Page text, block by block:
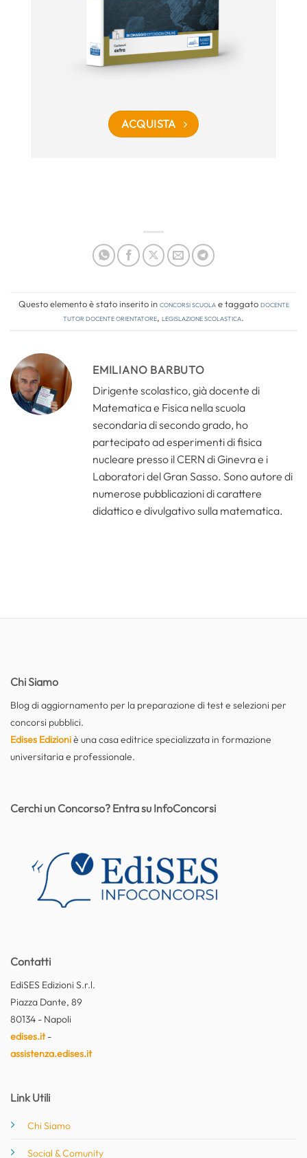
ACQUISTA
Questo elemento è stato inserito inConcorsi Scuolae taggatodocente
tutor docente orientatore, legislazione scolastica.
EMILIANO BARBUTO
Dirigente scolastico, già docente di
Matematica e Fisica nella scuola
secondaria di secondo grado, ho
partecipato ad esperimenti di fisica
nucleare presso il CERN di Ginevra e i
Laboratori del Gran Sasso. Sono autore di
numerose pubblicazioni di carattere
didattico e divulgativo sulla matematica.
Chi Siamo
Blog di aggiornamento per la preparazione di test e selezioni per
concorsi pubblici.
Edises Edizioniè una casa editrice specializzata in formazione
universitaria e professionale.
Contatti
EdiSES Edizioni S.r.l.
Piazza Dante, 89
80134 - Napoli
edises.it-
assistenza.edises.it
Link Utili
Chi Siamo
Social & Comunity
Cerchi un Concorso? Entra su InfoConcorsi